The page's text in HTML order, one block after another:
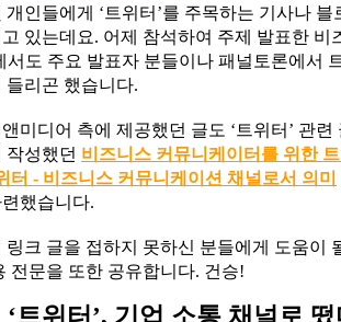
인들에게 ‘트위터 ’를 주목하는 기사나 블
있는데요. 어제 참석하여 주제 발표한 비
서도 주요 발표자 분들이나 패널토론에서
들리곤 했습니다.
미디어 측에 제공했던 글도 ‘트위터 ’ 관련
작성했던 비즈니스 커뮤니케이터를 위한
터 - 비즈니스 커뮤니케이션 채널로서 의미
했습니다.
링크 글을 접하지 못하신 분들에게 도움이
전문을 또한 공유합니다. 건승!
‘트위터 ’, 기업 소통 채널로 떴